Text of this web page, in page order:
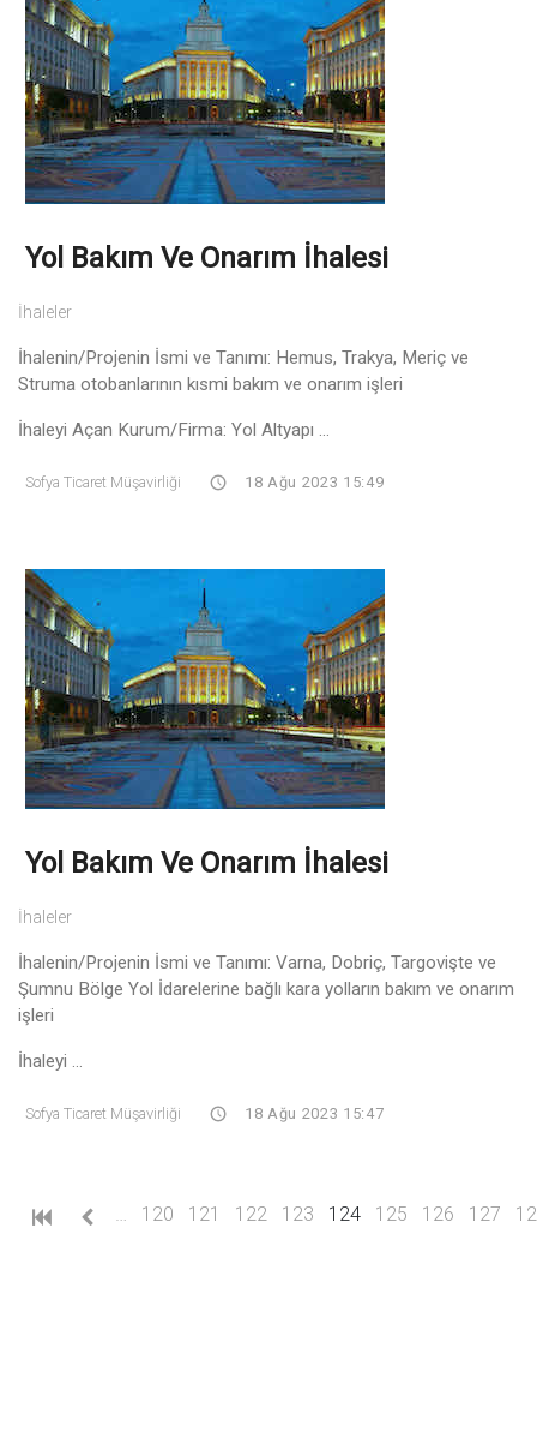
Yol Bakım Ve Onarım İhalesi
İhaleler
İhalenin/Projenin İsmi ve Tanımı: Hemus, Trakya, Meriç ve
Struma otobanlarının kısmi bakım ve onarım işleri
İhaleyi Açan Kurum/Firma: Yol Altyapı ...
Sofya Ticaret Müşavirliği 18 Ağu 2023 15:49
Yol Bakım Ve Onarım İhalesi
İhaleler
İhalenin/Projenin İsmi ve Tanımı: Varna, Dobriç, Targovişte ve
Şumnu Bölge Yol İdarelerine bağlı kara yolların bakım ve onarım
işleri
İhaleyi ...
Sofya Ticaret Müşavirliği 18 Ağu 2023 15:47
120 121 122 123 124(current)
125 126 127